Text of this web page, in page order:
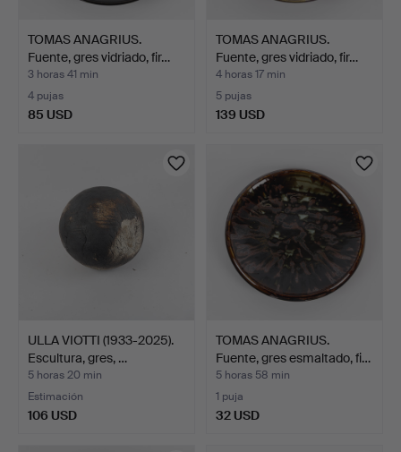
TOMAS ANAGRIUS.
Fuente, gres vidriado, fir…
3 horas 41 min
4 pujas
85 USD
TOMAS ANAGRIUS.
Fuente, gres vidriado, fir…
4 horas 17 min
5 pujas
139 USD
ULLA VIOTTI (1933-2025).
Escultura, gres, …
5 horas 20 min
Estimación
106 USD
TOMAS ANAGRIUS.
Fuente, gres esmaltado, fi…
5 horas 58 min
1 puja
32 USD